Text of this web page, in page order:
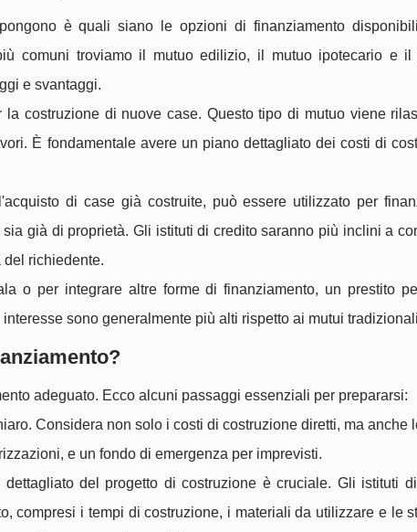
è quali siano le opzioni di finanziamento
comuni troviamo il mutuo edilizio, il mutuo ipotecario e il
e svantaggi.
costruzione di nuove case. Questo tipo di mutuo viene
È fondamentale avere un piano dettagliato dei costi di
di case già costruite, può essere utilizzato per
già di proprietà. Gli istituti di credito saranno più inclini a
del richiedente.
o per integrare altre forme di finanziamento, un prestito
sono generalmente più alti rispetto ai mutui
adeguato. Ecco alcuni passaggi essenziali per prepararsi:
Considera non solo i costi di costruzione diretti, ma anche
e un fondo di emergenza per imprevisti.
del progetto di costruzione è cruciale. Gli istituti
compresi i tempi di costruzione, i materiali da utilizzare e le